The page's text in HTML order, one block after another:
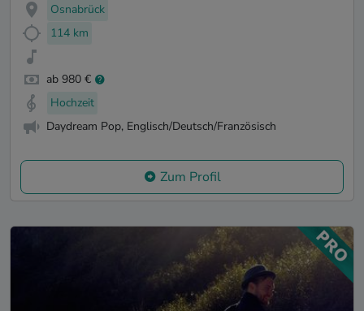
Osnabrück
114 km
ab 980 €
Hochzeit
Daydream Pop, Englisch/Deutsch/Französisch
Zum Profil